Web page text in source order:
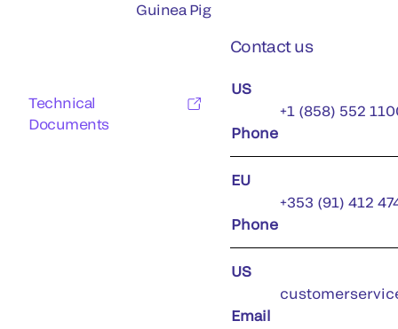
Guinea Pig
Technical
Documents
Contact us
US
Phone
+1 (858) 552
EU
Phone
+353 (91) 412
US
Email